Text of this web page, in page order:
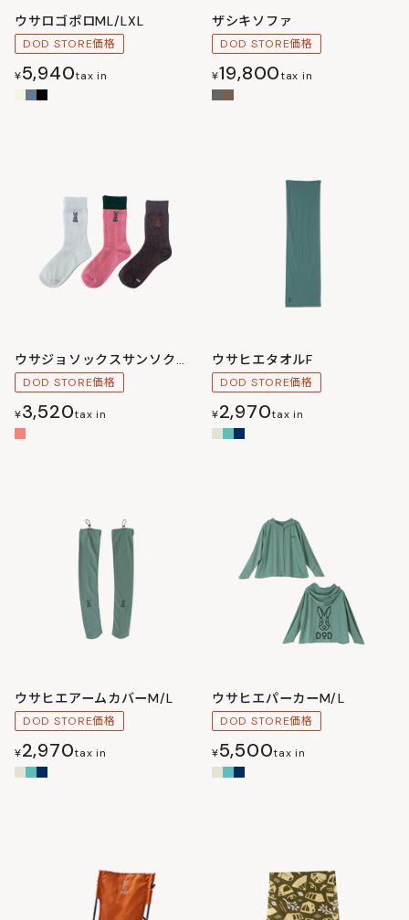
ウサロゴポロML/LXL
DOD STORE価格
¥5,940tax in
ザシキソファ
DOD STORE価格
¥19,800tax in
ウサジョソックスサンソクセットM
DOD STORE価格
¥3,520tax in
ウサヒエタオルF
DOD STORE価格
¥2,970tax in
ウサヒエアームカバーM/L
DOD STORE価格
¥2,970tax in
ウサヒエパーカーM/L
DOD STORE価格
¥5,500tax in